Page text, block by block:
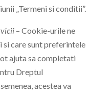
„Termeni si conditii”.
– Cookie-urile ne
care sunt preferintele
ajuta sa completati
Dreptul
acestea va